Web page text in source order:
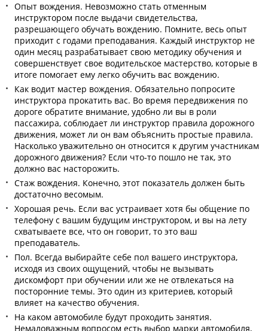
Опыт вождения. Невозможно стать отменным
инструктором после выдачи свидетельства,
разрешающего обучать вождению. Помните, весь опыт
приходит с годами преподавания. Каждый инструктор не
один месяц разрабатывает свою методику обучения и
совершенствует свое водительское мастерство, которые в
итоге помогает ему легко обучить вас вождению.
Как водит мастер вождения. Обязательно попросите
инструктора прокатить вас. Во время передвижения по
дороге обратите внимание, удобно ли вы в роли
пассажира, соблюдает ли инструктор правила дорожного
движения, может ли он вам объяснить простые правила.
Насколько уважительно он относится к другим участникам
дорожного движения? Если что-то пошло не так, это
должно вас насторожить.
Стаж вождения. Конечно, этот показатель должен быть
достаточно весомым.
Хорошая речь. Если вас устраивает хотя бы общение по
телефону с вашим будущим инструктором, и вы на лету
схватываете все, что он говорит, то это ваш
преподаватель.
Пол. Всегда выбирайте себе пол вашего инструктора,
исходя из своих ощущений, чтобы не вызывать
дискомфорт при обучении или же не отвлекаться на
посторонние темы. Это один из критериев, который
влияет на качество обучения.
На каком автомобиле будут проходить занятия.
Немаловажным вопросом есть выбор марки автомобиля,